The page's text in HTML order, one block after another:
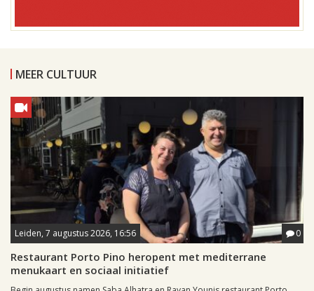
MEER CULTUUR
Leiden, 7 augustus 2026, 16:56 0
Restaurant Porto Pino heropent met mediterrane
menukaart en sociaal initiatief